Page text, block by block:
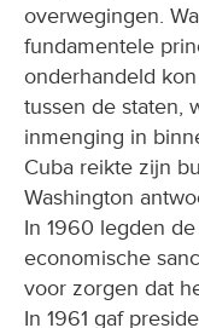
overwegingen.
fundamentele
onderhandeld
tussen de staten,
inmenging in
Cuba reikte zijn
Washington
In 1960 legden
economische
voor zorgen dat
In 1961 gaf